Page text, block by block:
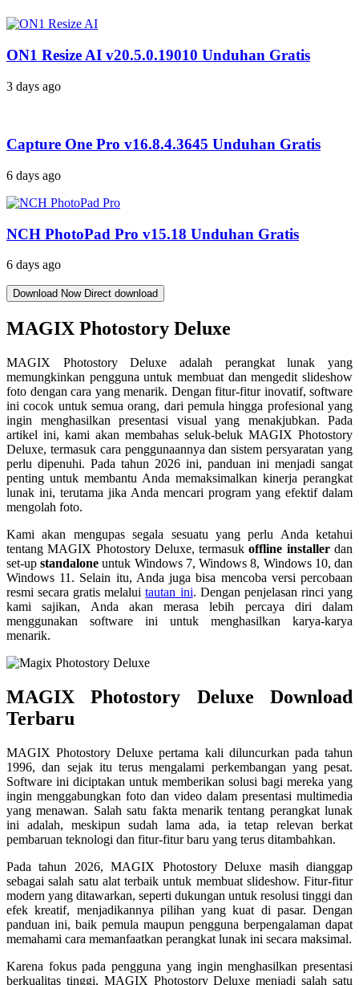
ON1 Resize AI v20.5.0.19010 Unduhan Gratis
3 days ago
Capture One Pro v16.8.4.3645 Unduhan Gratis
6 days ago
NCH PhotoPad Pro v15.18 Unduhan Gratis
6 days ago
Download Now Direct download
MAGIX Photostory Deluxe
MAGIX Photostory Deluxe adalah perangkat lunak yang
memungkinkan pengguna untuk membuat dan mengedit slideshow
foto dengan cara yang menarik. Dengan fitur-fitur inovatif, software
ini cocok untuk semua orang, dari pemula hingga profesional yang
ingin menghasilkan presentasi visual yang menakjubkan. Pada
artikel ini, kami akan membahas seluk-beluk MAGIX Photostory
Deluxe, termasuk cara penggunaannya dan sistem persyaratan yang
perlu dipenuhi. Pada tahun 2026 ini, panduan ini menjadi sangat
penting untuk membantu Anda memaksimalkan kinerja perangkat
lunak ini, terutama jika Anda mencari program yang efektif dalam
mengolah foto.
Kami akan mengupas segala sesuatu yang perlu Anda ketahui
tentang MAGIX Photostory Deluxe, termasukoffline installerdan
set-upstandalone untuk Windows 7, Windows 8, Windows 10, dan
Windows 11. Selain itu, Anda juga bisa mencoba versi percobaan
resmi secara gratis melaluitautan ini. Dengan penjelasan rinci yang
kami sajikan, Anda akan merasa lebih percaya diri dalam
menggunakan software ini untuk menghasilkan karya-karya
menarik.
MAGIX Photostory Deluxe Download
Terbaru
MAGIX Photostory Deluxe pertama kali diluncurkan pada tahun
1996, dan sejak itu terus mengalami perkembangan yang pesat.
Software ini diciptakan untuk memberikan solusi bagi mereka yang
ingin menggabungkan foto dan video dalam presentasi multimedia
yang menawan. Salah satu fakta menarik tentang perangkat lunak
ini adalah, meskipun sudah lama ada, ia tetap relevan berkat
pembaruan teknologi dan fitur-fitur baru yang terus ditambahkan.
Pada tahun 2026, MAGIX Photostory Deluxe masih dianggap
sebagai salah satu alat terbaik untuk membuat slideshow. Fitur-fitur
modern yang ditawarkan, seperti dukungan untuk resolusi tinggi dan
efek kreatif, menjadikannya pilihan yang kuat di pasar. Dengan
panduan ini, baik pemula maupun pengguna berpengalaman dapat
memahami cara memanfaatkan perangkat lunak ini secara maksimal.
Karena fokus pada pengguna yang ingin menghasilkan presentasi
berkualitas tinggi, MAGIX Photostory Deluxe menjadi salah satu